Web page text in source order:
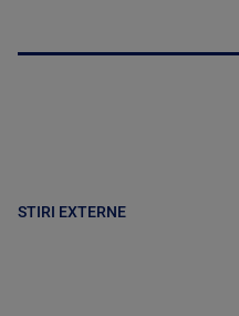
STIRI EXTERNE